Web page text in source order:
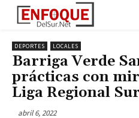
DEPORTES LOCALES
Barriga Verde
prácticas con
Liga Regional
abril 6, 2022